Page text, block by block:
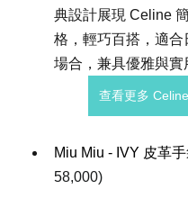
典設計展現 Celine
格，輕巧百搭，適合
場合，兼具優雅與實
查看更多 Celine
Miu Miu - IVY 皮革
58,000)